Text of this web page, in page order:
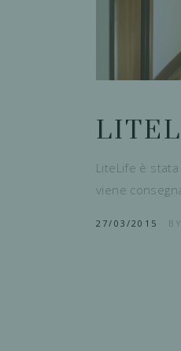
LiteLife è
viene
27/03/2015 BY